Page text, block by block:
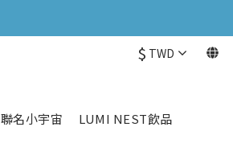
$ TWD
聯名小宇宙 LUMI NEST飲品